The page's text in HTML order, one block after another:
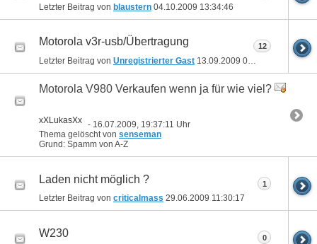
Letzter Beitrag von blaustern 04.10.2009 13:34:46
Motorola v3r-usb/Übertragung
Letzter Beitrag von Unregistrierter Gast 13.09.2009 09:55:24
12
Motorola V980 Verkaufen wenn ja für wie viel?
xXLukasXx - 16.07.2009, 19:37:11 Uhr
Thema gelöscht von senseman
Grund: Spamm von A-Z
Laden nicht möglich ?
Letzter Beitrag von criticalmass 29.06.2009 11:30:17
1
W230 0